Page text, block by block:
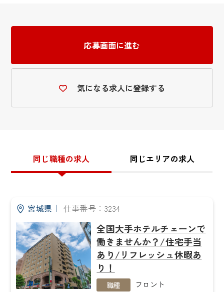
応募画面に進む
気になる求人に登録する
同じ職種の求人 同じエリアの求人
宮城県｜ 仕事番号：3234
全国大手ホテルチェーンで
働きませんか？/住宅手当
あり/リフレッシュ休暇あ
り！
職種 フロント